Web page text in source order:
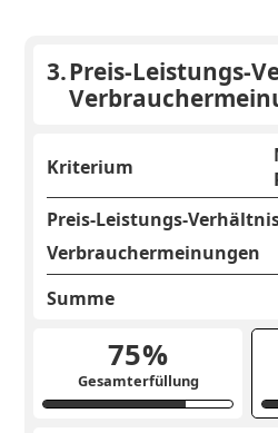
3.Preis-Leistungs-
Kriterium
Preis-Leistungs-
Verbrauchermeinungen
Summe
75%
Gesamterfüllung